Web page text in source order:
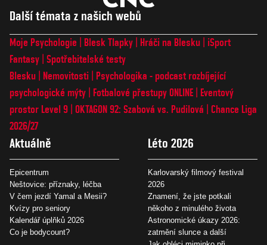
Další témata z našich webů
Moje Psychologie Blesk Tlapky Hráči na Blesku
iSport
Fantasy Spotřebitelské testy
Blesku
Nemovitosti
Psychologika - podcast rozbíjející
psychologické mýty
Fotbalové přestupy ONLINE
Eventový
prostor Level 9 OKTAGON 92: Szabová vs. Pudilová
Chance Liga
2026/27
Aktuálně
Epicentrum
Neštovice: příznaky, léčba
V čem jezdí Yamal a Mesii?
Kvízy pro seniory
Kalendář úplňků 2026
Co je bodycount?
Léto 2026
Karlovarský filmový festival
2026
Znamení, že jste potkali
někoho z minulého života
Astronomické úkazy 2026:
zatmění slunce a další